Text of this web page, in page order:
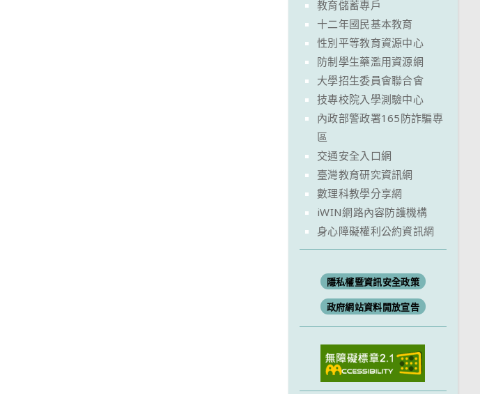
教育儲蓄專戶
十二年國民基本教育
性別平等教育資源中心
防制學生藥濫用資源網
大學招生委員會聯合會
技專校院入學測驗中心
內政部警政署165防詐騙專
區
交通安全入口網
臺灣教育研究資訊網
數理科教學分享網
iWIN網路內容防護機構
身心障礙權利公約資訊網
隱私權暨資訊安全政策
政府網站資料開放宣告